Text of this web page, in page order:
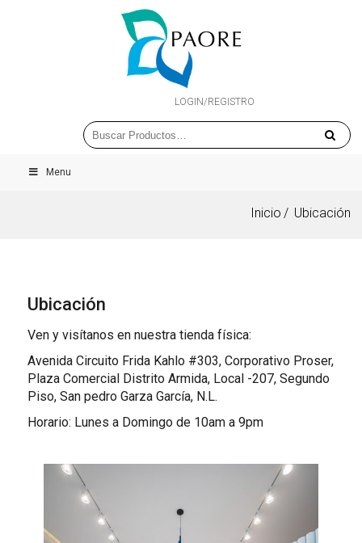
LOGIN/REGISTRO
Menu
Inicio Ubicación
Ubicación
Ven y visítanos en nuestra tienda física:
Avenida Circuito Frida Kahlo #303, Corporativo Proser,
Plaza Comercial Distrito Armida, Local -207, Segundo
Piso, San pedro Garza García, N.L.
Horario: Lunes a Domingo de 10am a 9pm